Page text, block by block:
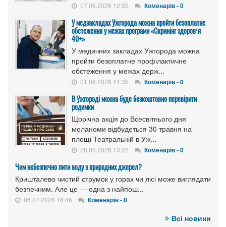
07.06.2026 12:35 Коменарів - 0
У медзакладах Ужгорода можна пройти безоплатне
обстеження у межах програми «Скринінг здоровʼя
40+»
У медичних закладах Ужгорода можна
пройти безоплатне профілактичне
обстеження у межах держ...
01.06.2026 14:35 Коменарів - 0
В Ужгороді можна буде безкоштовно перевірити
родимки
Щорічна акція до Всесвітнього дня
меланоми відбудеться 30 травня на
площі Театральній в Уж...
28.05.2026 13:22 Коменарів - 0
Чим небезпечно пити воду з природних джерел?
Кришталево чистий струмок у горах чи лісі може виглядати
безпечним. Але це — одна з найпош...
06.04.2026 16:46 Коменарів - 0
Всі новини